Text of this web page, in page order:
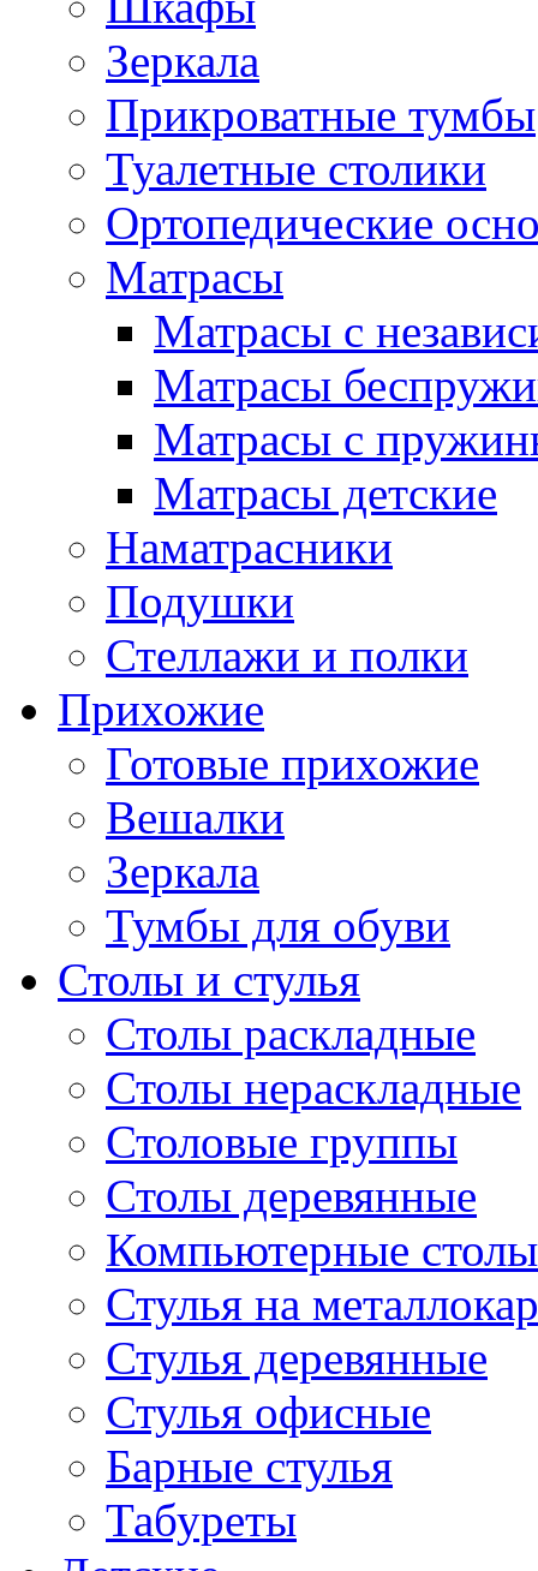
Зеркала
Прикроватные тумбы
Туалетные столики
Ортопедические
Матрасы
Матрасы с
Матрасы
Матрасы с
Матрасы детские
Наматрасники
Подушки
Стеллажи и полки
Прихожие
Готовые прихожие
Вешалки
Зеркала
Тумбы для обуви
Столы и стулья
Столы раскладные
Столы нераскладные
Столовые группы
Столы деревянные
Компьютерные столы
Стулья на
Стулья деревянные
Стулья офисные
Барные стулья
Табуреты